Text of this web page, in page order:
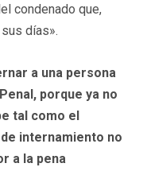
condenado que,
días».
a una persona
porque ya no
tal como el
internamiento no
a la pena